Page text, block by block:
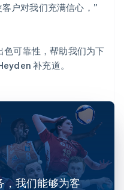
户对我们充满信心，”
色可靠性，帮助我们为下
补充道。
，我们能够为客